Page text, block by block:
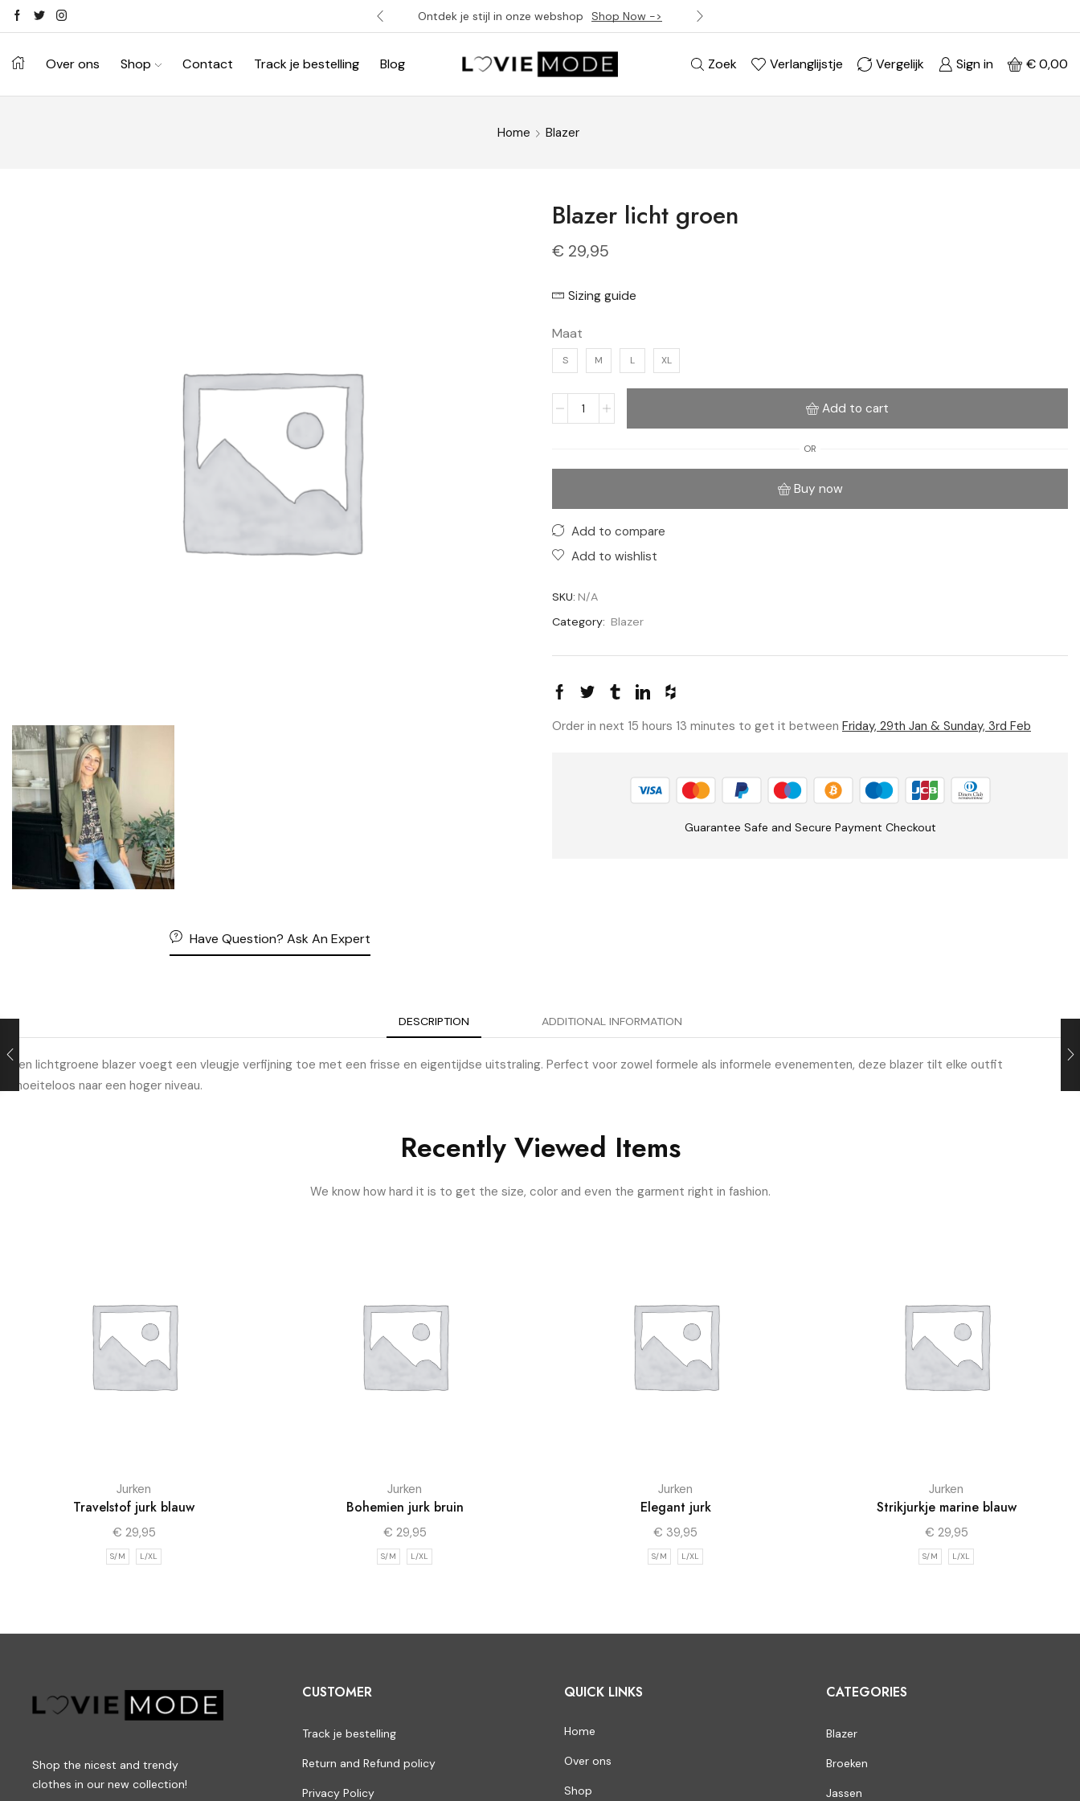
Ontdek je stijl in onze webshop Shop Now ->
Over ons Shop Contact Track je bestelling Blog Zoek Verlanglijstje Vergelijk Sign in €0,00
Home Blazer
Have Question? Ask An Expert
Blazer licht groen
€ 29,95
Sizing guide
Maat
S M L XL
Add to cart
OR
Buy now
Add to compare
Add to wishlist
SKU: N/A
Category: Blazer
Order in next 15 hours 13 minutes to get it between Friday, 29th Jan & Sunday, 3rd Feb
Guarantee Safe and Secure Payment Checkout
DESCRIPTION ADDITIONAL INFORMATION
Een lichtgroene blazer voegt een vleugje verfijning toe met een frisse en eigentijdse uitstraling. Perfect voor zowel formele als informele evenementen, deze blazer tilt elke outfit
moeiteloos naar een hoger niveau.
Recently Viewed Items
We know how hard it is to get the size, color and even the garment right in fashion.
Jurken
Travelstof jurk blauw
€ 29,95
S/M L/XL
Jurken
Bohemien jurk bruin
€ 29,95
S/M L/XL
Jurken
Elegant jurk
€ 39,95
S/M L/XL
Jurken
Strikjurkje marine blauw
€ 29,95
S/M L/XL
Shop the nicest and trendy
clothes in our new collection!
CUSTOMER
Track je bestelling
Return and Refund policy
Privacy Policy
QUICK LINKS
Home
Over ons
Shop
CATEGORIES
Blazer
Broeken
Jassen